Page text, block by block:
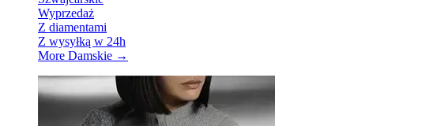
Wyprzedaż
Z diamentami
Z wysyłką w 24h
More Damskie →